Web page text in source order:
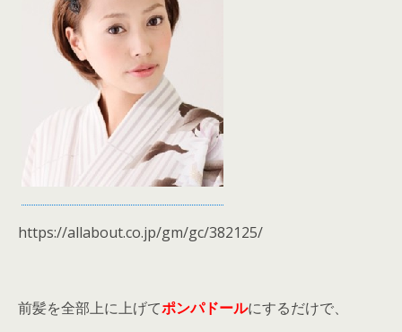
https://allabout.co.jp/gm/gc/382125/
前髪を全部上に上げてポンパドールにするだけで、